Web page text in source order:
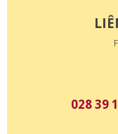
028 39